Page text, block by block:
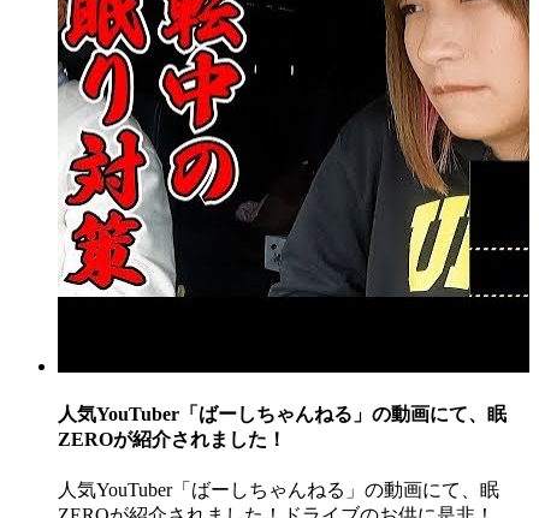
人気YouTuber「ばーしちゃんねる」の動画にて、眠
ZEROが紹介されました！
人気YouTuber「ばーしちゃんねる」の動画にて、眠